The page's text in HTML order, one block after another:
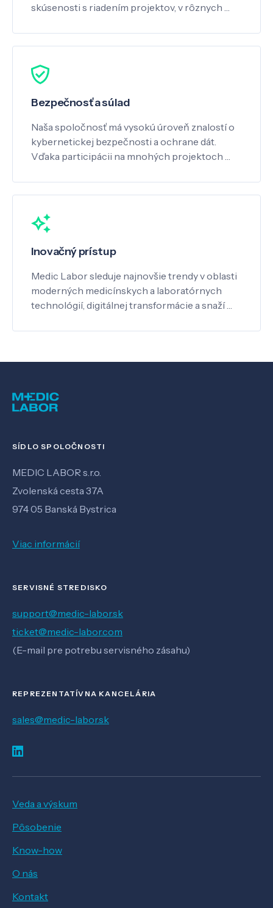
skúsenosti s riadením projektov, v rôznych …
Bezpečnosť a súlad
Naša spoločnosť má vysokú úroveň znalostí o
kybernetickej bezpečnosti a ochrane dát.
Vďaka participácii na mnohých projektoch …
Inovačný prístup
Medic Labor sleduje najnovšie trendy v oblasti
moderných medicínskych a laboratórnych
technológií, digitálnej transformácie a snaží …
SÍDLO SPOLOČNOSTI
MEDIC LABOR s.r.o.
Zvolenská cesta 37A
974 05 Banská Bystrica
Viac informácií
SERVISNÉ STREDISKO
support@medic-labor.sk
ticket@medic-labor.com
(E-mail pre potrebu servisného zásahu)
REPREZENTATÍVNA KANCELÁRIA
sales@medic-labor.sk
Veda a výskum
Pôsobenie
Know-how
O nás
Kontakt